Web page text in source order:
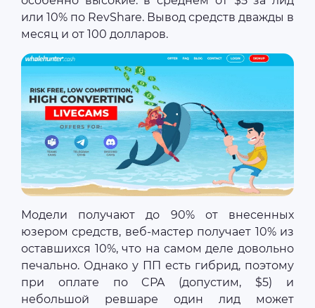
или 10% по RevShare. Вывод средств дважды в
месяц и от 100 долларов.
Модели получают до 90% от внесенных
юзером средств, веб-мастер получает 10% из
оставшихся 10%, что на самом деле довольно
печально. Однако у ПП есть гибрид, поэтому
при оплате по CPA (допустим, $5) и
небольшой ревшаре один лид может